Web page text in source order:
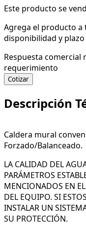
Este producto se
Agrega el producto a
disponibilidad y
Respuesta comercial
requerimiento
Cotizar
Descripción
Caldera mural
Forzado/Balanceado.
LA CALIDAD DEL
PARÁMETROS
MENCIONADOS EN
DEL EQUIPO. SI
INSTALAR UN
SU PROTECCIÓN.